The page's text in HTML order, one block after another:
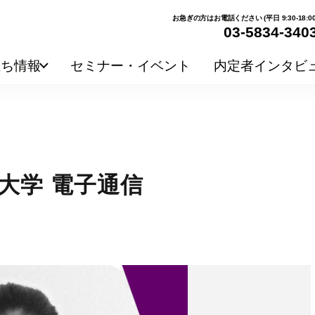
お急ぎの方はお電話ください (平日 9:30-
03-5834-
情報 セミナー・イベント 内定者インタビ
学 電子通信